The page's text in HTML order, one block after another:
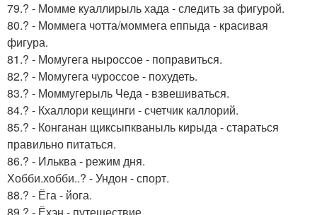
79.? - Момме куаллирыль хада - следить за фигурой.
80.? - Моммега чотта/моммега еппыда - красивая
фигура.
81.? - Момугега ныроссое - поправиться.
82.? - Момугега чуроссое - похудеть.
83.? - Моммугерыль Чеда - взвешиваться.
84.? - Кхаллори кещинги - счетчик каллорий.
85.? - Конганан щиксыпкваныль кирыда - стараться
правильно питаться.
86.? - Ильква - режим дня.
Хобби.хобби..? - Ундон - спорт.
88.? - Ёга - йога.
89.? - Ёхэн - путешествие.